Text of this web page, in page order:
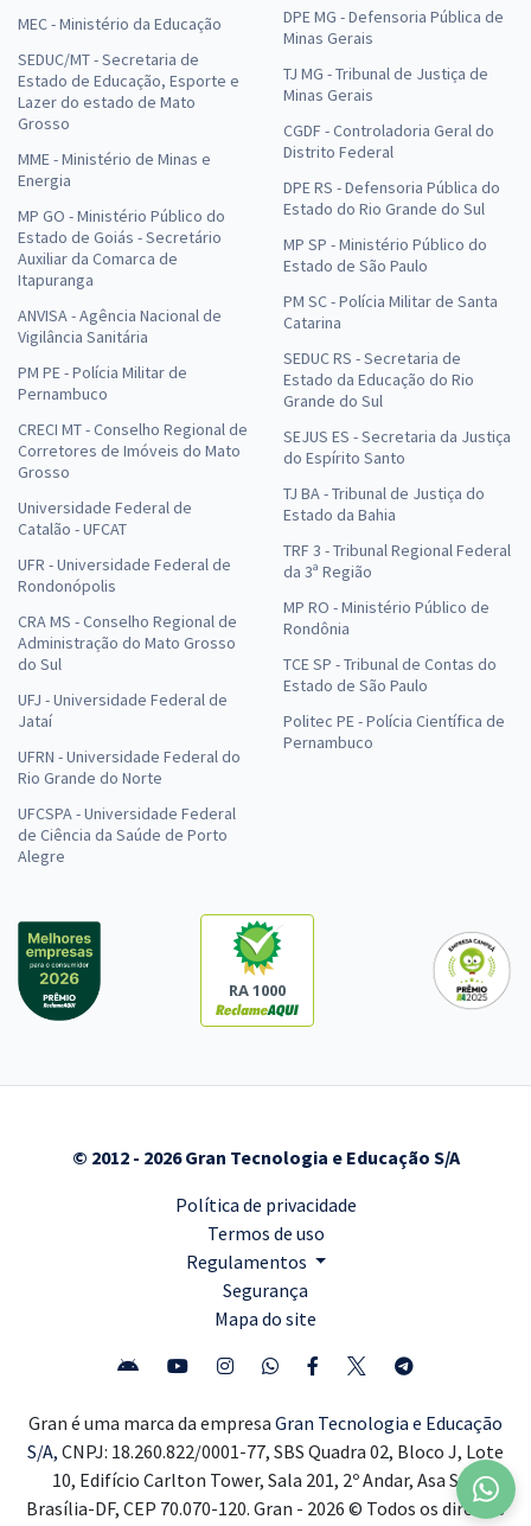
MEC - Ministério da Educação
SEDUC/MT - Secretaria de
Estado de Educação, Esporte e
Lazer do estado de Mato
Grosso
MME - Ministério de Minas e
Energia
MP GO - Ministério Público do
Estado de Goiás - Secretário
Auxiliar da Comarca de
Itapuranga
ANVISA - Agência Nacional de
Vigilância Sanitária
PM PE - Polícia Militar de
Pernambuco
CRECI MT - Conselho Regional de
Corretores de Imóveis do Mato
Grosso
Universidade Federal de
Catalão - UFCAT
UFR - Universidade Federal de
Rondonópolis
CRA MS - Conselho Regional de
Administração do Mato Grosso
do Sul
UFJ - Universidade Federal de
Jataí
UFRN - Universidade Federal do
Rio Grande do Norte
UFCSPA - Universidade Federal
de Ciência da Saúde de Porto
Alegre
DPE MG - Defensoria Pública de
Minas Gerais
TJ MG - Tribunal de Justiça de
Minas Gerais
CGDF - Controladoria Geral do
Distrito Federal
DPE RS - Defensoria Pública do
Estado do Rio Grande do Sul
MP SP - Ministério Público do
Estado de São Paulo
PM SC - Polícia Militar de Santa
Catarina
SEDUC RS - Secretaria de
Estado da Educação do Rio
Grande do Sul
SEJUS ES - Secretaria da Justiça
do Espírito Santo
TJ BA - Tribunal de Justiça do
Estado da Bahia
TRF 3 - Tribunal Regional Federal
da 3ª Região
MP RO - Ministério Público de
Rondônia
TCE SP - Tribunal de Contas do
Estado de São Paulo
Politec PE - Polícia Científica de
Pernambuco
RA 1000
© 2012 - 2026 Gran Tecnologia e Educação S/A
Política de privacidade
Termos de uso
Regulamentos
Segurança
Mapa do site
Gran é uma marca da empresa Gran Tecnologia e Educação
S/A, CNPJ: 18.260.822/0001-77, SBS Quadra 02, Bloco J, Lote
10, Edifício Carlton Tower, Sala 201, 2º Andar, Asa Sul,
Brasília-DF, CEP 70.070-120. Gran - 2026 © Todos os direitos